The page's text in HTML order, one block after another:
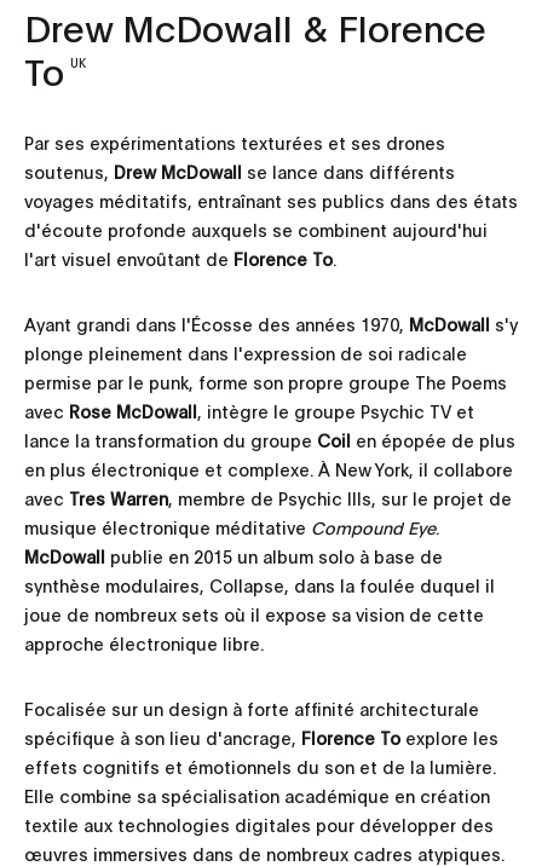
Drew McDowall & Florence
To UK
Par ses expérimentations texturées et ses drones
soutenus, Drew McDowall se lance dans différents
voyages méditatifs, entraînant ses publics dans des états
d'écoute profonde auxquels se combinent aujourd'hui
l'art visuel envoûtant de Florence To
Ayant grandi dans l'Écosse des années 1970, McDowall s'y
plonge pleinement dans l'expression de soi radicale
permise par le punk, forme son propre groupe The Poems
avec Rose McDowall , intègre le groupe Psychic TV et
lance la transformation du groupe Coil en épopée de plus
en plus électronique et complexe. À New York, il collabore
avec Tres Warren , membre de Psychic Ills, sur le projet de
musique électronique méditative Compound Eye.
McDowall publie en 2015 un album solo à base de
synthèse modulaires, Collapse, dans la foulée duquel il
joue de nombreux sets où il expose sa vision de cette
approche électronique libre.
Focalisée sur un design à forte affinité architecturale
spécifique à son lieu d'ancrage, Florence To explore les
effets cognitifs et émotionnels du son et de la lumière.
Elle combine sa spécialisation académique en création
textile aux technologies digitales pour développer des
œuvres immersives dans de nombreux cadres atypiques.